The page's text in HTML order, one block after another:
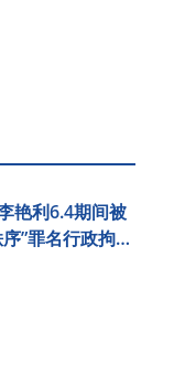
艳利6.4期间被
”罪名行政拘留